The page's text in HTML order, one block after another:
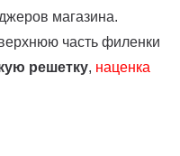
магазина.
часть филенки
решетку, наценка